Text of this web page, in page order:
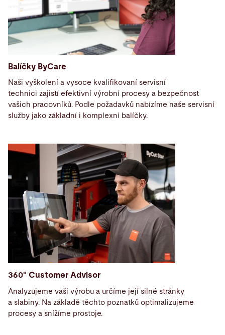
Balíčky ByCare
Naši vyškolení a vysoce kvalifikovaní servisní
technici zajistí efektivní výrobní procesy a bezpečnost
vašich pracovníků. Podle požadavků nabízíme naše servisní
služby jako základní i komplexní balíčky.
360° Customer Advisor
Analyzujeme vaši výrobu a určíme její silné stránky
a slabiny. Na základě těchto poznatků optimalizujeme
procesy a snížíme prostoje.